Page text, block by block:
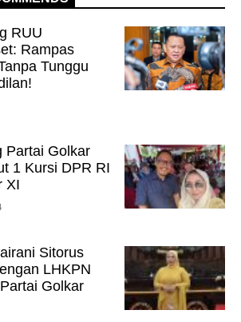
RUU
Rampas
Tunggu
Partai Golkar
1 Kursi DPR RI
XI
Sitorus
LHKPN
Partai Golkar